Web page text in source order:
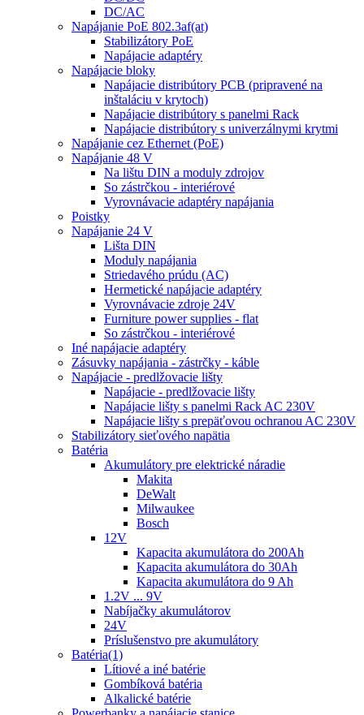
DC/AC
Napájanie PoE 802.3af(at)
Stabilizátory PoE
Napájacie adaptéry
Napájacie bloky
Napájacie distribútory PCB (pripravené na
inštaláciu v krytoch)
Napájacie distribútory s panelmi Rack
Napájacie distribútory s univerzálnymi krytmi
Napájanie cez Ethernet (PoE)
Napájanie 48 V
Na lištu DIN a moduly zdrojov
So zástrčkou - interiérové
Vyrovnávacie adaptéry napájania
Poistky
Napájanie 24 V
Lišta DIN
Moduly napájania
Striedavého prúdu (AC)
Hermetické napájacie adaptéry
Vyrovnávacie zdroje 24V
Furniture power supplies - flat
So zástrčkou - interiérové
Iné napájacie adaptéry
Zásuvky napájania - zástrčky - káble
Napájacie - predlžovacie lišty
Napájacie - predlžovacie lišty
Napájacie lišty s panelmi Rack AC 230V
Napájacie lišty s prepäťovou ochranou AC 230V
Stabilizátory sieťového napätia
Batéria
Akumulátory pre elektrické náradie
Makita
DeWalt
Milwaukee
Bosch
12V
Kapacita akumulátora do 200Ah
Kapacita akumulátora do 30Ah
Kapacita akumulátora do 9 Ah
1.2V ... 9V
Nabíjačky akumulátorov
24V
Príslušenstvo pre akumulátory
Batéria(1)
Lítiové a iné batérie
Gombíková batéria
Alkalické batérie